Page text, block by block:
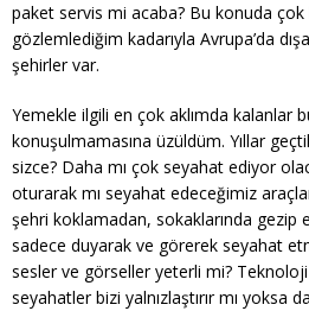
paket servis mi acaba? Bu konuda
gözlemlediğim kadarıyla Avrupa’da
şehirler var.
Yemekle ilgili en çok aklımda kalanlar
konuşulmamasına üzüldüm. Yıllar
sizce? Daha mı çok seyahat ediyor
oturarak mı seyahat edeceğimiz
şehri koklamadan, sokaklarında gezip
sadece duyarak ve görerek seyahat
sesler ve görseller yeterli mi?
seyahatler bizi yalnızlaştırır mı yoksa